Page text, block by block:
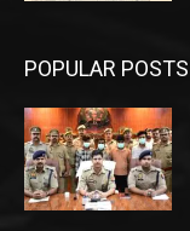
POPULAR POSTS